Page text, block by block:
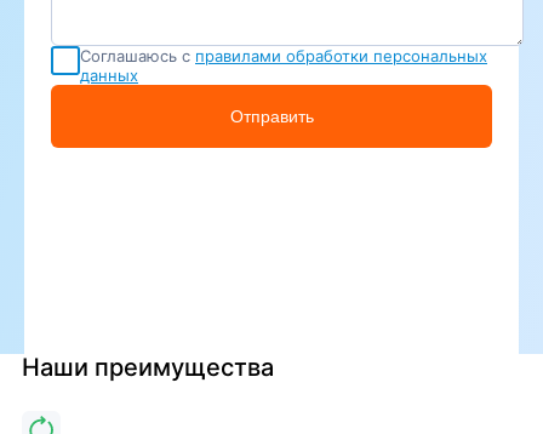
Соглашаюсь с правилами обработки персональных
данных
Отправить
Наши преимущества